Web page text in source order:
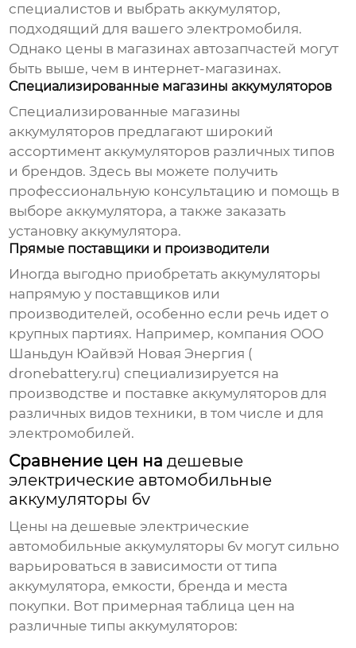
специалистов и выбрать аккумулятор,
подходящий для вашего электромобиля.
Однако цены в магазинах автозапчастей могут
быть выше, чем в интернет-магазинах.
Специализированные магазины аккумуляторов
Специализированные магазины
аккумуляторов предлагают широкий
ассортимент аккумуляторов различных типов
и брендов. Здесь вы можете получить
профессиональную консультацию и помощь в
выборе аккумулятора, а также заказать
установку аккумулятора.
Прямые поставщики и производители
Иногда выгодно приобретать аккумуляторы
напрямую у поставщиков или
производителей, особенно если речь идет о
крупных партиях. Например, компания ООО
Шаньдун Юайвэй Новая Энергия (
dronebattery.ru) специализируется на
производстве и поставке аккумуляторов для
различных видов техники, в том числе и для
электромобилей.
Сравнение цен надешевые
электрические автомобильные
аккумуляторы 6v
Цены надешевые электрические
автомобильные аккумуляторы 6v могут сильно
варьироваться в зависимости от типа
аккумулятора, емкости, бренда и места
покупки. Вот примерная таблица цен на
различные типы аккумуляторов: